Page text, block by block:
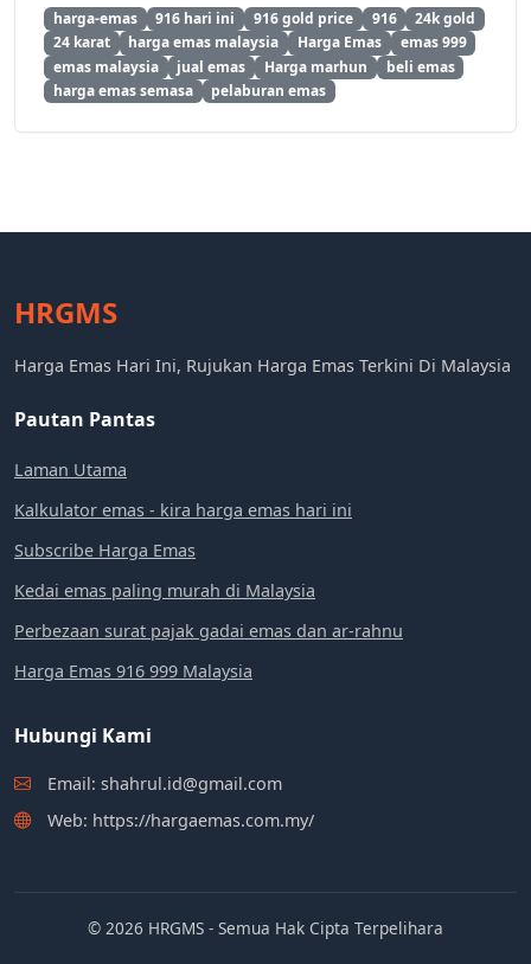
harga-emas 916 hari ini 916 gold price 916
24k gold
24 karat
harga emas malaysia Harga Emas
emas 999
emas malaysia
jual emas Harga marhun
beli emas
harga emas semasa
pelaburan emas
HRGMS
Harga Emas Hari Ini, Rujukan Harga Emas Terkini Di Malaysia
Pautan Pantas
Laman Utama
Kalkulator emas - kira harga emas hari ini
Subscribe Harga Emas
Kedai emas paling murah di Malaysia
Perbezaan surat pajak gadai emas dan ar-rahnu
Harga Emas 916 999 Malaysia
Hubungi Kami
Email: shahrul.id@gmail.com
Web: https://hargaemas.com.my/
© 2026 HRGMS - Semua Hak Cipta Terpelihara